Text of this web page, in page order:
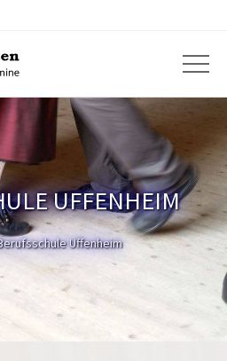
UFFENHEIM
Uffenheim